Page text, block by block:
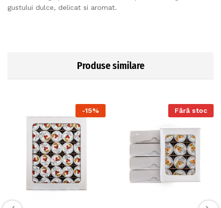
gustului dulce, delicat si aromat.
Produse similare
-15% Fără stoc